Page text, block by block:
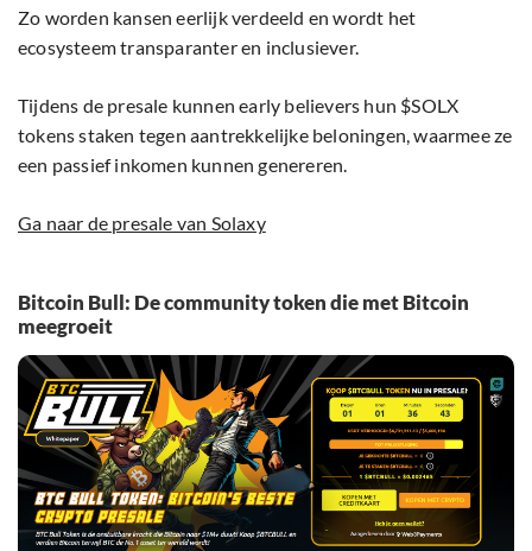
Zo worden kansen eerlijk verdeeld en wordt het
ecosysteem transparanter en inclusiever.
Tijdens de presale kunnen early believers hun $SOLX
tokens staken tegen aantrekkelijke beloningen, waarmee ze
een passief inkomen kunnen genereren.
Ga naar de presale van Solaxy
Bitcoin Bull: De community token die met Bitcoin
meegroeit